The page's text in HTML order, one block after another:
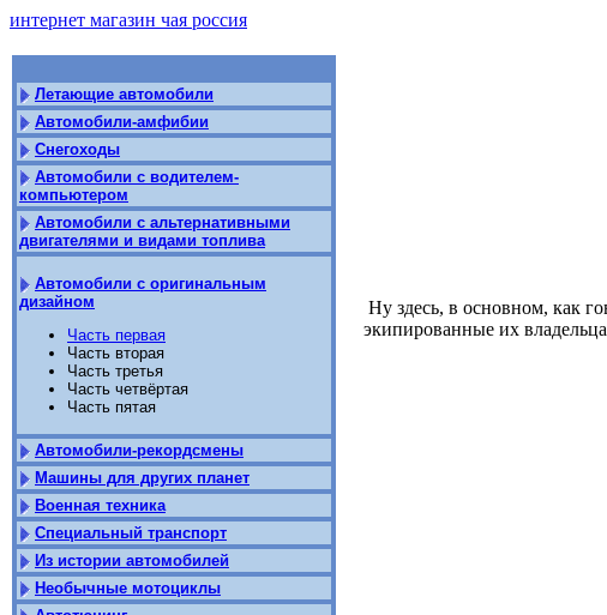
интернет магазин чая россия
Летающие автомобили
Автомобили-амфибии
Снегоходы
Автомобили с водителем-
компьютером
Автомобили с альтернативными
двигателями и видами топлива
Автомобили с оригинальным
дизайном
Часть первая
Часть вторая
Часть третья
Часть четвёртая
Часть пятая
Автомобили-рекордсмены
Машины для других планет
Военная техника
Специальный транспорт
Из истории автомобилей
Необычные мотоциклы
Ну здесь, в основном, как
экипированные их